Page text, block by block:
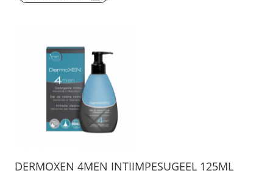
DERMOXEN 4MEN INTIIMPESUGEEL 125ML